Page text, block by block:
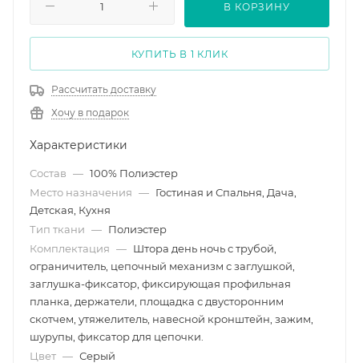
В КОРЗИНУ
КУПИТЬ В 1 КЛИК
Рассчитать доставку
Хочу в подарок
Характеристики
Состав — 100% Полиэстер
Место назначения — Гостиная и Спальня, Дача,
Детская, Кухня
Тип ткани — Полиэстер
Комплектация — Штора день ночь с трубой,
ограничитель, цепочный механизм с заглушкой,
заглушка-фиксатор, фиксирующая профильная
планка, держатели, площадка с двусторонним
скотчем, утяжелитель, навесной кронштейн, зажим,
шурупы, фиксатор для цепочки.
Цвет — Серый